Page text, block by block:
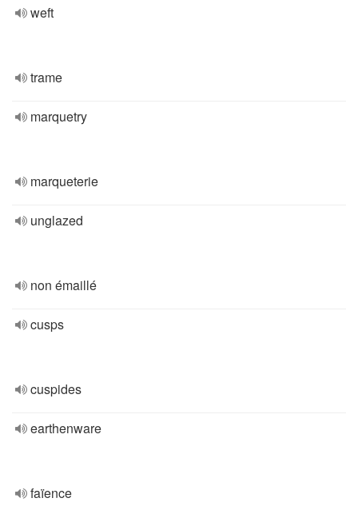
weft
trame
marquetry
marqueterie
unglazed
non émaillé
cusps
cuspides
earthenware
faïence